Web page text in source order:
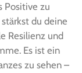
Posi­ti­ve zu
du dei­ne
Resi­li­enz und
Es ist ein
zu sehen –